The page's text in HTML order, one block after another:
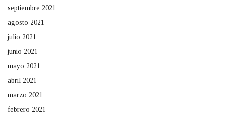
septiembre 2021
agosto 2021
julio 2021
junio 2021
mayo 2021
abril 2021
marzo 2021
febrero 2021